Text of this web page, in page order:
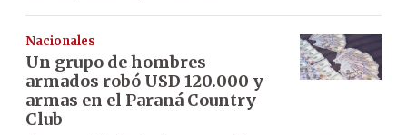
Nacionales
Un grupo de hombres
armados robó USD 120.000 y
armas en el Paraná Country
Club